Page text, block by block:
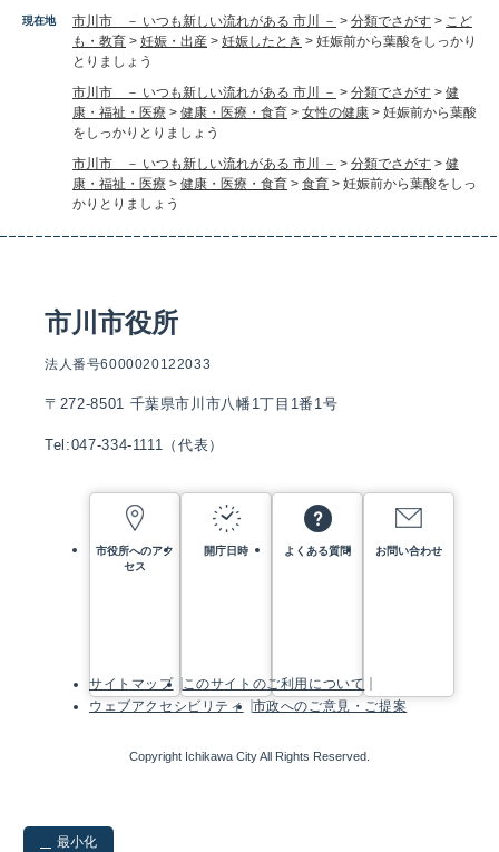
現在地 市川市 － いつも新しい流れがある 市川 － > 分類でさがす > こど
も・教育 > 妊娠・出産 > 妊娠したとき > 妊娠前から葉酸をしっかり
とりましょう
市川市 － いつも新しい流れがある 市川 － > 分類でさがす > 健
康・福祉・医療 > 健康・医療・食育 > 女性の健康 > 妊娠前から葉酸
をしっかりとりましょう
市川市 － いつも新しい流れがある 市川 － > 分類でさがす > 健
康・福祉・医療 > 健康・医療・食育 > 食育 > 妊娠前から葉酸をしっ
かりとりましょう
市川市役所
法人番号6000020122033
〒272-8501 千葉県市川市八幡1丁目1番1号
Tel:047-334-1111（代表）
市役所へのアク
セス
開庁日時 よくある質問 お問い合わせ
サイトマップ
このサイトのご利用について
ウェブアクセシビリティ
市政へのご意見・ご提案
Copyright Ichikawa City All Rights Reserved.
最小化